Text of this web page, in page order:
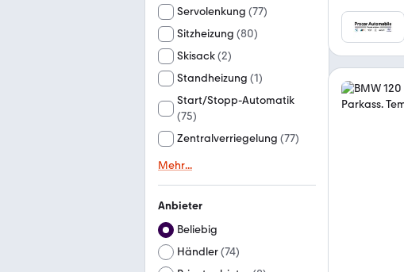
Servolenkung (77)
Sitzheizung (80)
Skisack(2)
Standheizung (1)
Start/Stopp-Automatik
(75)
Zentralverriegelung (77)
Mehr...
Anbieter
Beliebig
Händler(74)